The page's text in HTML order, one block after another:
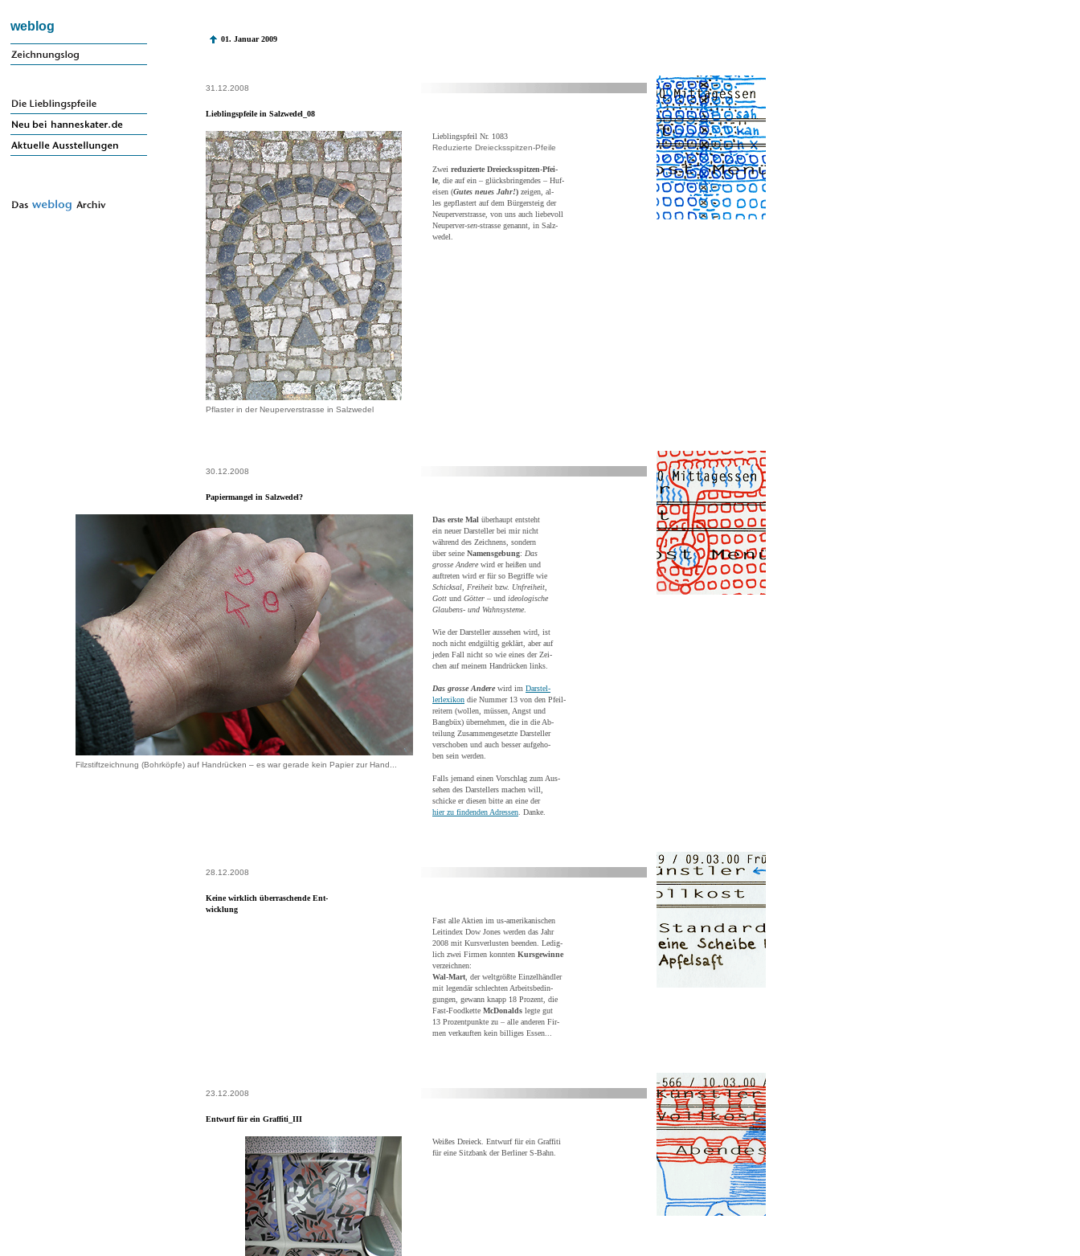
weblog
01. Januar 2009
31.12.2008
Lieblingspfeile in Salzwedel_08
Pflaster in der Neuperverstrasse in Salzwedel
Lieblingspfeil Nr. 1083
Reduzierte Dreiecksspitzen-Pfeile
Zwei reduzierte Dreiecksspitzen-Pfei-
le , die auf ein – glücksbringendes – Huf-
eisen (Gutes neues Jahr!) zeigen, al-
les gepflastert auf dem Bürgersteig der
Neuperverstrasse, von uns auch liebevoll
Neuperver-sen-strasse genannt, in Salz-
wedel.
30.12.2008
Papiermangel in Salzwedel?
Filzstiftzeichnung (Bohrköpfe) auf Handrücken – es war gerade kein Papier zur Hand...
Das erste Mal überhaupt entsteht
ein neuer Darsteller bei mir nicht
während des Zeichnens, sondern
über seine Namensgebung: Das
grosse Andere wird er heißen und
auftreten wird er für so Begriffe wie
Schicksal
Freiheit bzw. Unfreiheit
Gott und Götter – und ideologische
Glaubens- und Wahnsysteme
Wie der Darsteller aussehen wird, ist
noch nicht endgültig geklärt, aber auf
jeden Fall nicht so wie eines der Zei-
chen auf meinem Handrücken links.
Das grosse Andere wird im Darstel-
lerlexikon die Nummer 13 von den Pfeil-
reitern (wollen, müssen, Angst und
Bangbüx) übernehmen, die in die Ab-
teilung Zusammengesetzte Darsteller
verschoben und auch besser aufgeho-
ben sein werden.
Falls jemand einen Vorschlag zum Aus-
sehen des Darstellers machen will,
schicke er diesen bitte an eine der
hier zu findenden Adressen . Danke.
28.12.2008
Keine wirklich überraschende Ent-
wicklung
Fast alle Aktien im us-amerikanischen
Leitindex Dow Jones werden das Jahr
2008 mit Kursverlusten beenden. Ledig-
lich zwei Firmen konnten Kursgewinne
verzeichnen:
Wal-Mart , der weltgrößte Einzelhändler
mit legendär schlechten Arbeitsbedin-
gungen, gewann knapp 18 Prozent, die
Fast-Foodkette McDonalds legte gut
13 Prozentpunkte zu – alle anderen Fir-
men verkauften kein billiges Essen...
23.12.2008
Entwurf für ein Graffiti_III
Weißes Dreieck. Entwurf für ein Graffiti
für eine Sitzbank der Berliner S-Bahn.